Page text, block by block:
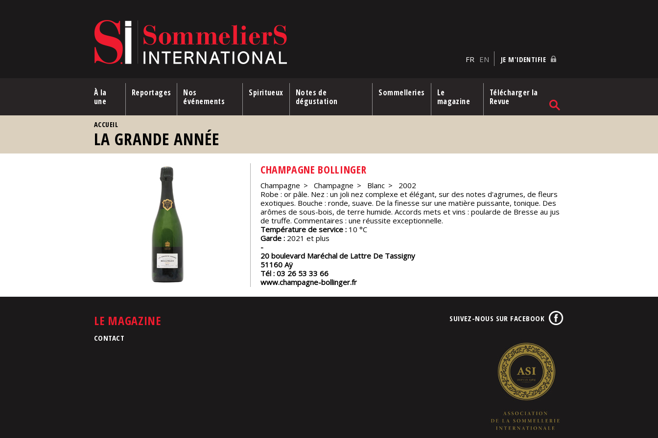
FR EN JE M'IDENTIFIE
À la
une
Reportages
Nos
événements
Spiritueux
Notes de
dégustation
Sommelleries
Le
magazine
Télécharger la
Revue
ACCUEIL
LA GRANDE ANNÉE
CHAMPAGNE BOLLINGER
Champagne Champagne Blanc
2002
Robe : or pâle. Nez : un joli nez complexe et élégant, sur des notes d'agrumes, de fleurs
exotiques. Bouche : ronde, suave. De la finesse sur une matière puissante, tonique. Des
arômes de sous-bois, de terre humide. Accords mets et vins : poularde de Bresse au jus
de truffe. Commentaires : une réussite exceptionnelle.
Température de service : 10
Garde : 2021 et plus
20 boulevard Maréchal de Lattre De Tassigny
51160 Aÿ
Tél : 03 26 53 33 66
www.champagne-bollinger.fr
LE MAGAZINE
CONTACT
SUIVEZ-NOUS SUR FACEBOOK